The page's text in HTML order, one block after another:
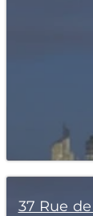
37 Rue